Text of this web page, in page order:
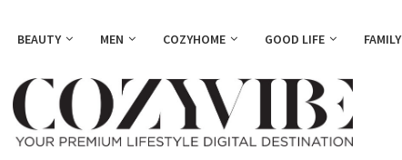
BEAUTY MEN COZYHOME GOOD LIFE FAMILY